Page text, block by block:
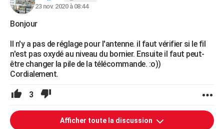
23 nov. 2020 à 08:44
Bonjour
Il n'y a pas de réglage pour l'antenne. il faut vérifier si le fil
n'est pas oxydé au niveau du bornier. Ensuite il faut peut-
être changer la pile de la télécommande. :o))
Cordialement.
3
Afficher toute la discussion